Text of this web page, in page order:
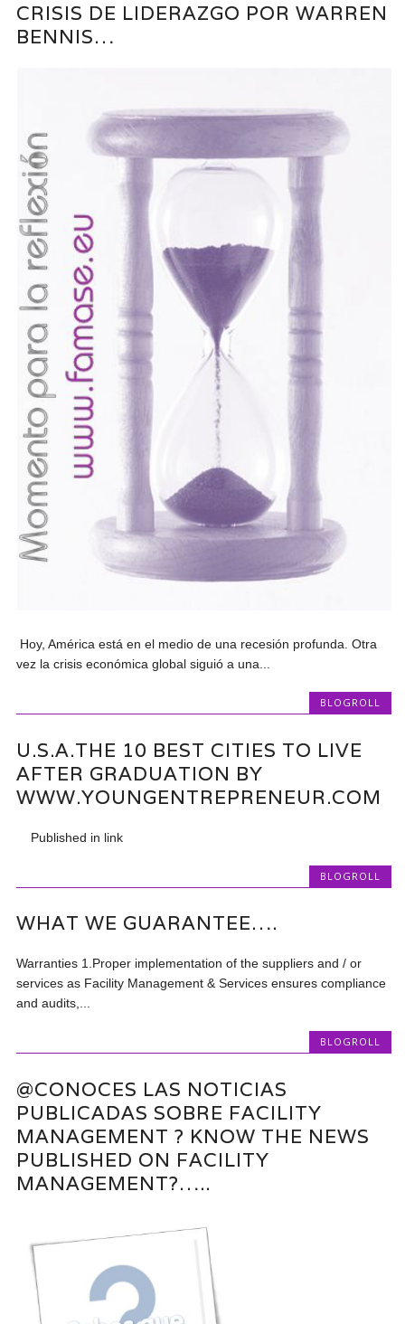
CRISIS DE LIDERAZGO POR WARREN
BENNIS…
Hoy, América está en el medio de una recesión profunda. Otra
vez la crisis económica global siguió a una...
BLOGROLL
U.S.A.THE 10 BEST CITIES TO LIVE
AFTER GRADUATION BY
WWW.YOUNGENTREPRENEUR.COM
Published in link
BLOGROLL
WHAT WE GUARANTEE….
Warranties 1.Proper implementation of the suppliers and / or
services as Facility Management & Services ensures compliance
and audits,...
BLOGROLL
@CONOCES LAS NOTICIAS
PUBLICADAS SOBRE FACILITY
MANAGEMENT ? KNOW THE NEWS
PUBLISHED ON FACILITY
MANAGEMENT?…..